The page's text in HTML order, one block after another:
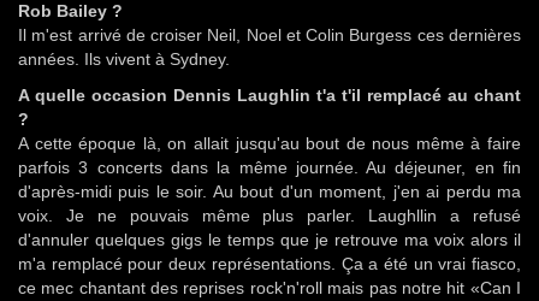
Rob Bailey ?
Il m'est arrivé de croiser Neil, Noel et Colin Burgess ces dernières
années. Ils vivent à Sydney.
A quelle occasion Dennis Laughlin t'a t'il remplacé au chant
?
A cette époque là, on allait jusqu'au bout de nous même à faire
parfois 3 concerts dans la même journée. Au déjeuner, en fin
d'après-midi puis le soir. Au bout d'un moment, j'en ai perdu ma
voix. Je ne pouvais même plus parler. Laughllin a refusé
d'annuler quelques gigs le temps que je retrouve ma voix alors il
m'a remplacé pour deux représentations. Ça a été un vrai fiasco,
ce mec chantant des reprises rock'n'roll mais pas notre hit «Can I